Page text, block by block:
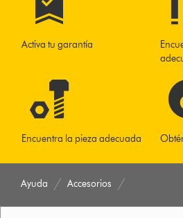
Activa tu garantía
Encuentra la pieza adecuada
Ayuda Accesorios